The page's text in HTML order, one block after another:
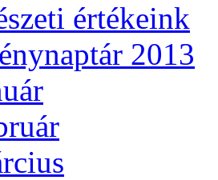
értékeink
2013